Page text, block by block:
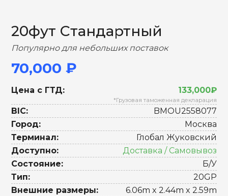
20фут Стандартный
Популярно для небольших поставок
70,000 ₽
Цена с ГТД: 133,000₽
*Грузовая таможенная декларация
BIC:
BMOU2558077
Город:
Москва
Терминал:
Глобал Жуковский
Доступно:
Доставка / Самовывоз
Состояние:
Б/У
Тип:
20GP
Внешние размеры:
6.06m x 2.44m x 2.59m